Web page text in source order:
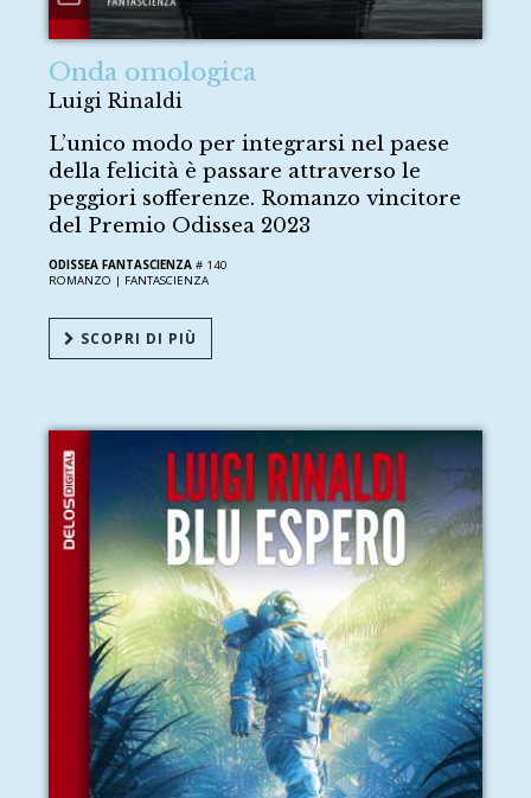
Onda omologica
Luigi Rinaldi
L’unico modo per integrarsi nel paese
della felicità è passare attraverso le
peggiori sofferenze. Romanzo vincitore
del Premio Odissea 2023
ODISSEA FANTASCIENZA # 140
ROMANZO | FANTASCIENZA
SCOPRI DI PIÙ